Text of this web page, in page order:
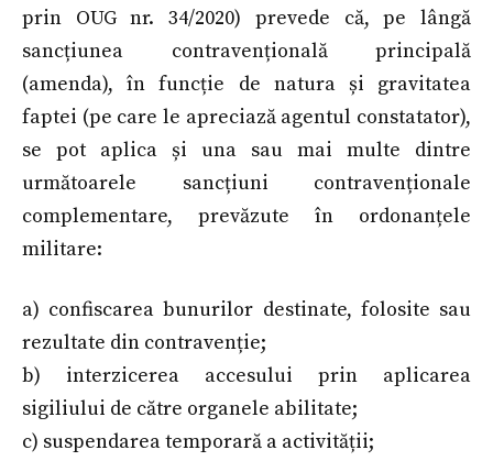
prin OUG nr. 34/2020) prevede că, pe lângă
sancțiunea contravențională principală
(amenda), în funcție de natura și gravitatea
faptei (pe care le apreciază agentul constatator),
se pot aplica și una sau mai multe dintre
următoarele sancțiuni contravenționale
complementare, prevăzute în ordonanțele
militare:
a) confiscarea bunurilor destinate, folosite sau
rezultate din contravenție;
b) interzicerea accesului prin aplicarea
sigiliului de către organele abilitate;
c) suspendarea temporară a activității;